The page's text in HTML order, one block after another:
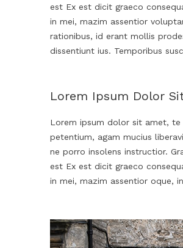
est Ex est dicit graeco
in mei, mazim assentior
rationibus, id erant mollis
dissentiunt ius. Temporibus
Lorem Ipsum Dolor
Lorem ipsum dolor sit amet, te
petentium, agam mucius
ne porro insolens instructior.
est Ex est dicit graeco
in mei, mazim assentior oque,